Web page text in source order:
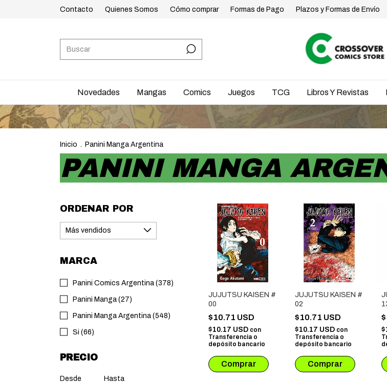
Contacto Quienes Somos Cómo comprar Formas de Pago Plazos y Formas de Envío
Novedades Mangas Comics Juegos TCG Libros Y Revistas
Inicio . Panini Manga Argentina
PANINI MANGA
ORDENAR POR
MARCA
Panini Comics Argentina (378)
Panini Manga (27)
Panini Manga Argentina (548)
Si (66)
PRECIO
Desde Hasta
JUJUTSU KAISEN #
00
$10.71 USD
$10.17 USD con
Transferencia o
depósito bancario
JUJUTSU KAISEN #
02
$10.71 USD
$10.17 USD con
Transferencia o
depósito bancario